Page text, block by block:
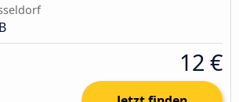
12 €